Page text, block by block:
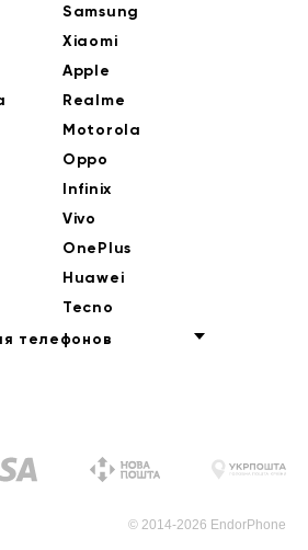
Samsung
Xiaomi
Apple
Realme
Motorola
Oppo
Infinix
Vivo
OnePlus
Huawei
Tecno
телефонов
© 2014-2026 EndorPhone